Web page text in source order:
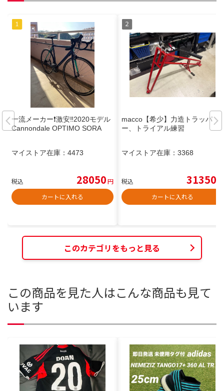
一流メーカー❗️激安‼️2020モデル
Cannondale OPTIMO SORA
マイストア在庫： 4473
税込 28050円
カートに入れる
macco【希少】力造トラッパ
ー、トライアル練習
マイストア在庫： 3368
税込 31350
カートに入れる
このカテゴリをもっと見る
この商品を見た人はこんな商品も見て
います